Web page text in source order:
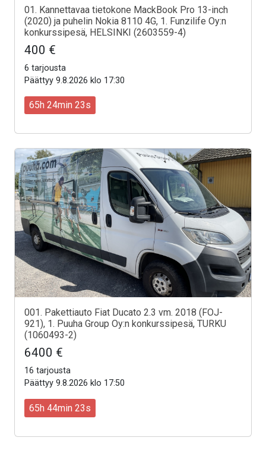
01. Kannettavaa tietokone MackBook Pro 13-inch
(2020) ja puhelin Nokia 8110 4G, 1. Funzilife Oy:n
konkurssipesä, HELSINKI (2603559-4)
400 €
6 tarjousta
Päättyy 9.8.2026 klo 17:30
65h 24min 21s
001. Pakettiauto Fiat Ducato 2.3 vm. 2018 (FOJ-
921), 1. Puuha Group Oy:n konkurssipesä, TURKU
(1060493-2)
6400 €
16 tarjousta
Päättyy 9.8.2026 klo 17:50
65h 44min 21s